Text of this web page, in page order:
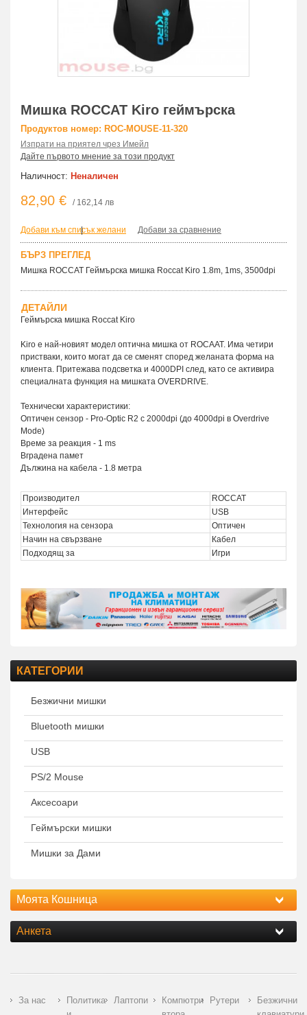
Мишка ROCCAT Kiro геймърска
Продуктов номер: ROC-MOUSE-11-320
Изпрати на приятел чрез Имейл
Дайте първото мнение за този продукт
Наличност: Неналичен
82,90 € / 162,14 лв
Добави към списък желани
| Добави за сравнение
БЪРЗ ПРЕГЛЕД
Мишка ROCCAT Геймърска мишка Roccat Kiro 1.8m, 1ms, 3500dpi
ДЕТАЙЛИ
Геймърска мишка Roccat Kiro
Kiro е най-новият модел оптична мишка от ROCAAT. Има четири
пристваки, които могат да се сменят според желаната форма на
клиента. Притежава подсветка и 4000DPI след, като се активира
специалната функция на мишката OVERDRIVE.
Технически характеристики:
Оптичен сензор - Pro-Optic R2 с 2000dpi (до 4000dpi в Overdrive
Mode)
Време за реакция - 1 ms
Вградена памет
Дължина на кабела - 1.8 метра
Производител
ROCCAT
Интерфейс
USB
Технология на сензора
Оптичен
Начин на свързване
Кабел
Подходящ за
Игри
КАТЕГОРИИ
Безжични мишки
Bluetooth мишки
USB
PS/2 Mouse
Аксесоари
Геймърски мишки
Мишки за Дами
Моята Кошница
Анкета
За нас
Политика
Лаптопи
Компютри
Рутери
Безжични